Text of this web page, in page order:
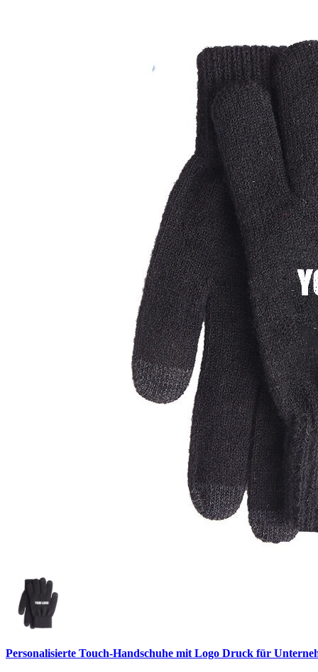
Personalisierte Touch-Handschuhe mit Logo Druck für